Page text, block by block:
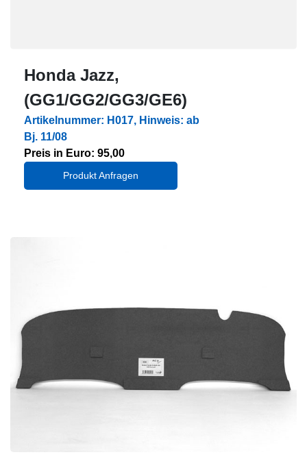
Honda Jazz,
(GG1/GG2/GG3/GE6)
Artikelnummer: H017, Hinweis: ab
Bj. 11/08
Preis in Euro: 95,00
Produkt Anfragen